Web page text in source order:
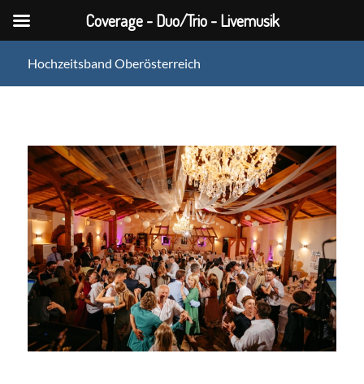
Hochzeitsband Oberösterreich
Coverage - Duo/Trio - Livemusik